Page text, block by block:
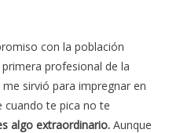
con la población
profesional de la
sirvió para impregnar en
cuando te pica no te
algo extraordinario.Aunque